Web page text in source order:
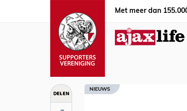
Met meer dan
DELEN NIEUWS